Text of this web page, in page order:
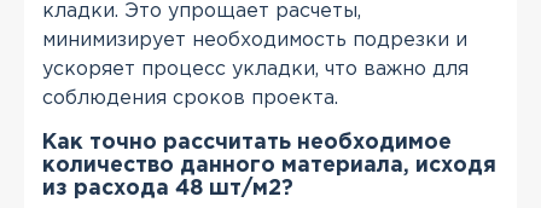
кладки. Это упрощает расчеты,
минимизирует необходимость подрезки и
ускоряет процесс укладки, что важно для
соблюдения сроков проекта.
Как точно рассчитать необходимое
количество данного материала, исходя
из расхода 48 шт/м2?